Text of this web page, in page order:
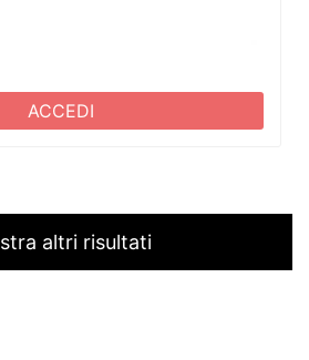
ACCEDI
altri risultati